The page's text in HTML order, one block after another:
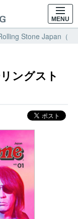
MENU
Stone Japan（
ングスト